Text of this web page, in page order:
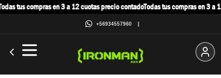
tus compras en 3 a 12 cuotas precio contadoTodas tus compras en 3 a
+56934557960 |